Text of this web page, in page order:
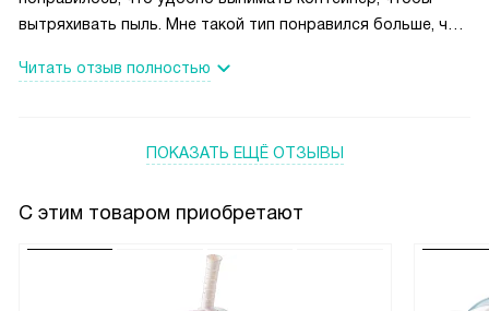
вытряхивать пыль. Мне такой тип понравился больше, чем
Насадки есть для всего. Шумит не сильно и это хорошо
Читать отзыв полностью
ПОКАЗАТЬ ЕЩЁ ОТЗЫВЫ
С этим товаром приобретают